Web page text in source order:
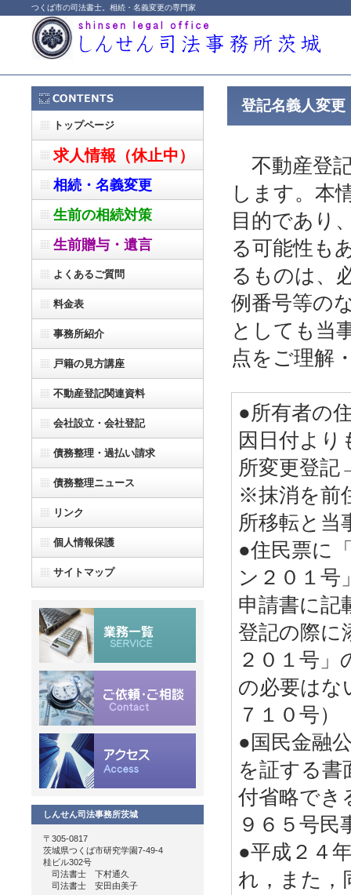
つくば市の司法書士。相続・名義変更の専門家
登記名義人変更
不動産登
します。本
目的であり
る可能性も
るものは、
例番号等の
としても当
点をご理解
●所有者の
因日付より
所変更登
※抹消を前
所移転と当
●住民票に
ン２０１号
申請書に記
登記の際に
２０１号
の必要はな
７１０号）
●国民金融
を証する書
付省略でき
９６５号民
●平成２４
れ，また，
トップページ
求人情報（休止中）
相続・名義変更
生前の相続対策
生前贈与・遺言
よくあるご質問
料金表
事務所紹介
戸籍の見方講座
不動産登記関連資料
会社設立・会社登記
債務整理・過払い請求
債務整理ニュース
リンク
個人情報保護
サイトマップ
しんせん司法事務所茨城
〒305-0817
茨城県つくば市研究学園7-49-4
桂ビル302号
司法書士 下村通久
司法書士 安田由美子